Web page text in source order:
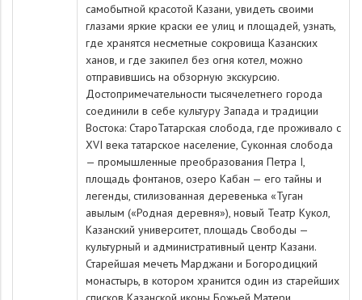
самобытной красотой Казани, увидеть своими
глазами яркие краски ее улиц и площадей, узнать,
где хранятся несметные сокровища Казанских
ханов, и где закипел без огня котел, можно
отправившись на обзорную экскурсию.
Достопримечательности тысячелетнего города
соединили в себе культуру Запада и традиции
Востока: СтароТатарская слобода, где проживало с
XVI века татарское население, Суконная слобода
— промышленные преобразования Петра I,
площадь фонтанов, озеро Кабан — его тайны и
легенды, стилизованная деревенька «Туган
авылым («Родная деревня»), новый Театр Кукол,
Казанский университет, площадь Свободы —
культурный и административный центр Казани.
Старейшая мечеть Марджани и Богородицкий
монастырь, в котором хранится один из старейших